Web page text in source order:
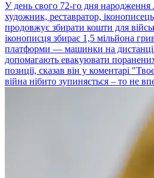
У день свого 72‑го дня
художник, реставратор,
продовжує збирати кошти для
іконописця збирає 1,5 мільйона
платформи — машинки на
допомагають евакуювати
позиції, сказав він у коментарі
війна нібито зупиняється – то не